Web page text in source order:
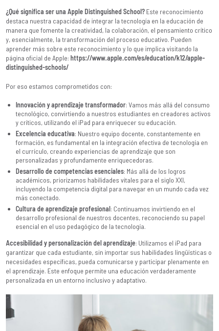
¿Qué significa ser una Apple Distinguished School? Este reconocimiento
destaca nuestra capacidad de integrar la tecnología en la educación de
manera que fomente la creatividad, la colaboración, el pensamiento crítico
y, esencialmente, la transformación del proceso educativo. Pueden
aprender más sobre este reconocimiento y lo que implica visitando la
página oficial de Apple: https://www.apple.com/es/education/k12/apple-
distinguished-schools/
Por eso estamos comprometidos con:
Innovación y aprendizaje transformador: Vamos más allá del consumo
tecnológico, convirtiendo a nuestros estudiantes en creadores activos
y críticos, utilizando el iPad para enriquecer su educación.
Excelencia educativa: Nuestro equipo docente, constantemente en
formación, es fundamental en la integración efectiva de tecnología en
el currículo, creando experiencias de aprendizaje que son
personalizadas y profundamente enriquecedoras.
Desarrollo de competencias esenciales: Más allá de los logros
académicos, priorizamos habilidades vitales para el siglo XXI,
incluyendo la competencia digital para navegar en un mundo cada vez
más conectado.
Cultura de aprendizaje profesional: Continuamos invirtiendo en el
desarrollo profesional de nuestros docentes, reconociendo su papel
esencial en el uso pedagógico de la tecnología.
Accesibilidad y personalización del aprendizaje: Utilizamos el iPad para
garantizar que cada estudiante, sin importar sus habilidades lingüísticas o
necesidades específicas, pueda comunicarse y participar plenamente en
el aprendizaje. Este enfoque permite una educación verdaderamente
personalizada en un entorno inclusivo y adaptativo.